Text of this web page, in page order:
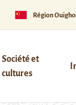
Région
Société et
cultures